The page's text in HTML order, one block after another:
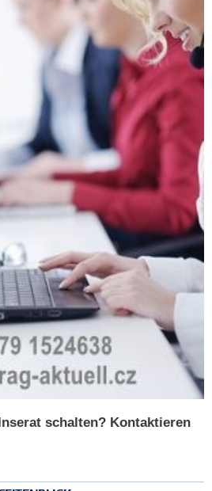
schalten? Kontaktieren